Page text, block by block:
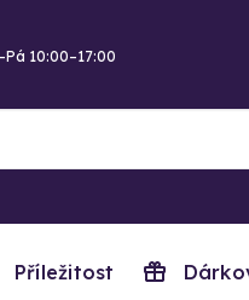
10:00–17:00
Příležitost